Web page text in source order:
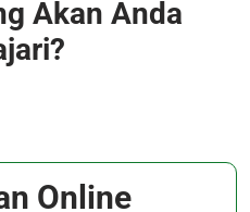
Akan Anda
Online